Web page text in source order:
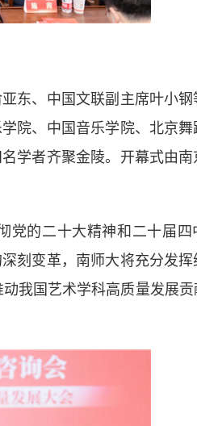
、中国文联副主席叶小钢
院、中国音乐学院、北京舞
学者齐聚金陵。开幕式由南
的二十大精神和二十届四
刻变革，南师大将充分发挥
我国艺术学科高质量发展